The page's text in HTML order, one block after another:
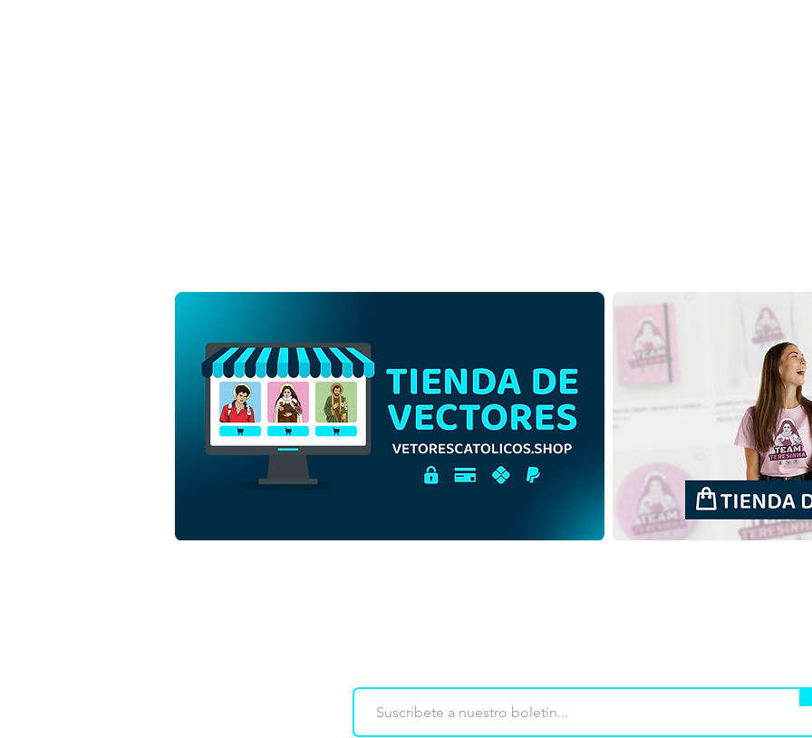
Nuestra Señora de La
Salette | Descarga gratuita
Vector Monocromo
Nuestra Señora de La
Salette | Descarga gratis la
ilustración sin fondo de
en